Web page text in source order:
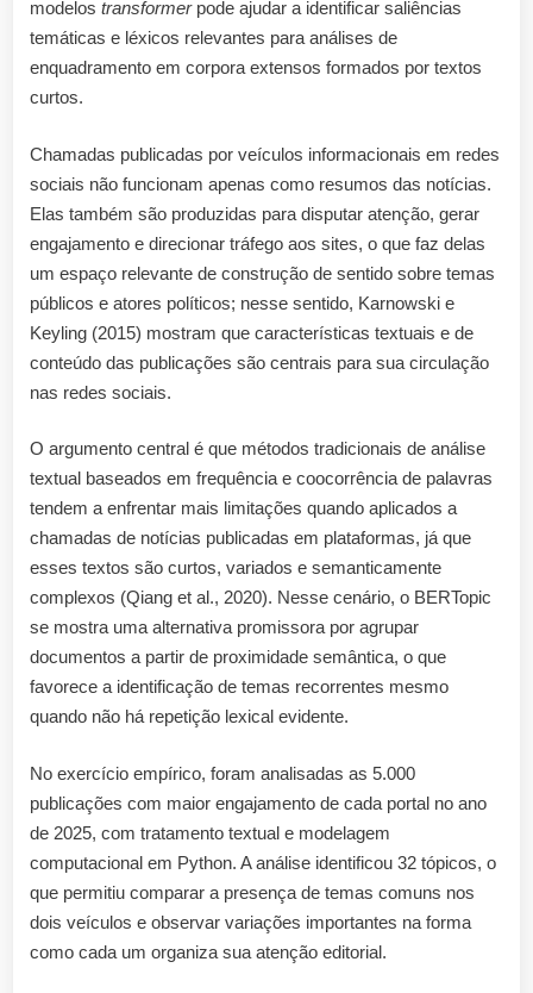
análise
entre
Carta
Capital
no
X
de
2025
modelos transformer pode ajudar a identificar saliências
temáticas e léxicos relevantes para análises de
enquadramento em corpora extensos formados por textos
curtos.
Chamadas publicadas por veículos informacionais em redes
sociais não funcionam apenas como resumos das notícias.
Elas também são produzidas para disputar atenção, gerar
engajamento e direcionar tráfego aos sites, o que faz delas
um espaço relevante de construção de sentido sobre temas
públicos e atores políticos; nesse sentido, Karnowski e
Keyling (2015) mostram que características textuais e de
conteúdo das publicações são centrais para sua circulação
nas redes sociais.
O argumento central é que métodos tradicionais de análise
textual baseados em frequência e coocorrência de palavras
tendem a enfrentar mais limitações quando aplicados a
chamadas de notícias publicadas em plataformas, já que
esses textos são curtos, variados e semanticamente
complexos (Qiang et al., 2020). Nesse cenário, o BERTopic
se mostra uma alternativa promissora por agrupar
documentos a partir de proximidade semântica, o que
favorece a identificação de temas recorrentes mesmo
quando não há repetição lexical evidente.
No exercício empírico, foram analisadas as 5.000
publicações com maior engajamento de cada portal no ano
de 2025, com tratamento textual e modelagem
computacional em Python. A análise identificou 32 tópicos, o
que permitiu comparar a presença de temas comuns nos
dois veículos e observar variações importantes na forma
como cada um organiza sua atenção editorial.